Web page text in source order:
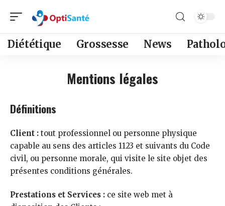
Diététique Grossesse News
Mentions légales
Définitions
Client : tout professionnel ou personne physique
capable au sens des articles 1123 et suivants du Code
civil, ou personne morale, qui visite le site objet des
présentes conditions générales.
Prestations et Services : ce site web met à